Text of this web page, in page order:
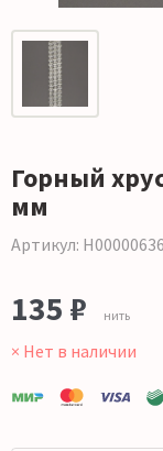
Горный
мм
Артикул: Н00000636
135 ₽ нить
× Нет в наличии